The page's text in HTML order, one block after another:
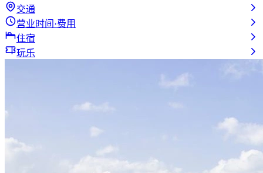
交通
营业时间·费用
住宿
玩乐